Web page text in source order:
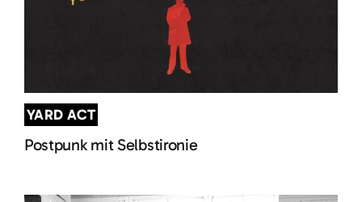
YARD ACT
Postpunk mit Selbstironie